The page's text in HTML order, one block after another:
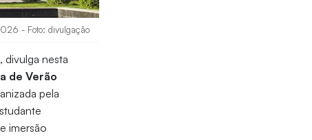
- Foto: divulgação
, divulga nesta
de Verão
pela
imersão